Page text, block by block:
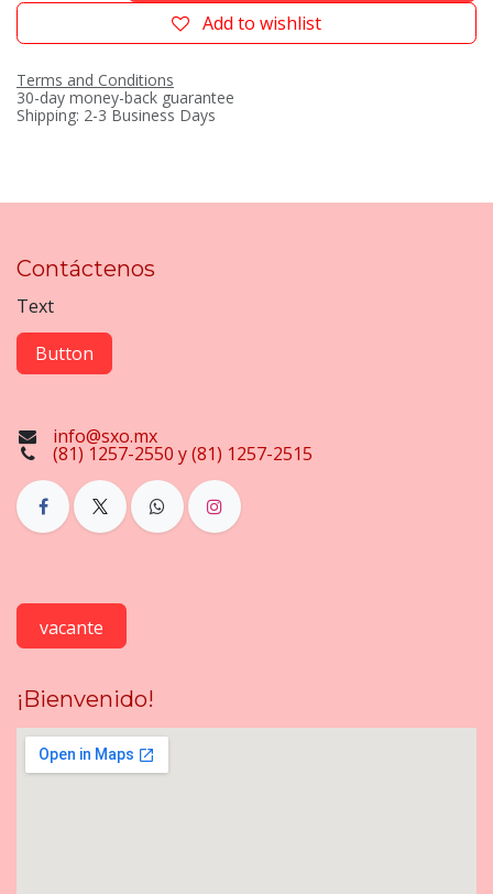
Add to wishlist
Terms and Conditions
30-day money-back guarantee
Shipping: 2-3 Business Days
Contáctenos
Text
Button
info@sxo.mx
(81) 1257-2550 y (81) 1257-2515
vacante
¡Bienvenido!